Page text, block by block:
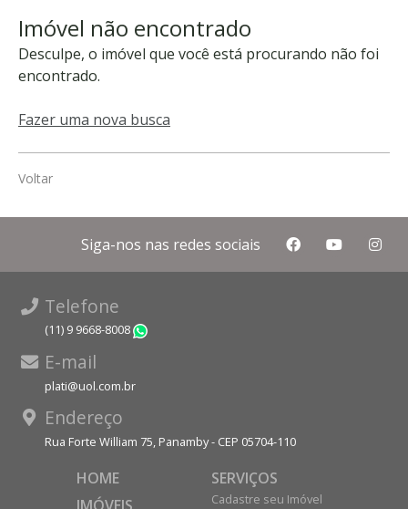
Imóvel não encontrado
Desculpe, o imóvel que você está procurando não foi
encontrado.
Fazer uma nova busca
Voltar
Siga-nos nas redes sociais
Telefone
(11) 9 9668-8008
E-mail
plati@uol.com.br
Endereço
Rua Forte William 75, Panamby - CEP 05704-110
HOME
SERVIÇOS
Cadastre seu Imóvel